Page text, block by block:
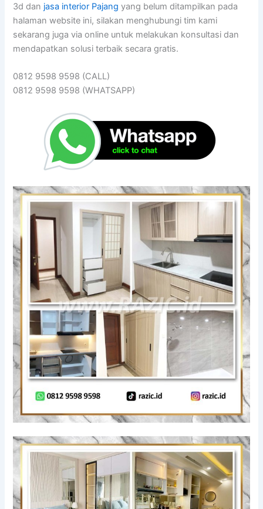
3d dan jasa interior Pajang yang belum ditampilkan pada
halaman website ini, silakan menghubungi tim kami
sekarang juga via online untuk melakukan konsultasi dan
mendapatkan solusi terbaik secara gratis.
0812 9598 9598 (CALL)
0812 9598 9598 (WHATSAPP)